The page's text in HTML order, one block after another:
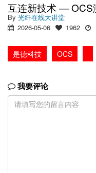
互连新技术 — OCS
By 光纤在线大讲堂
2026-05-06
1962
是德科技 OCS
我要评论